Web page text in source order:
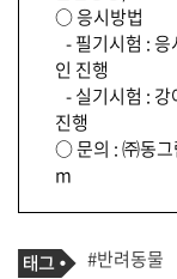
○ 응시방법
- 필기시험 :
인 진행
- 실기시험 :
진행
○ 문의 : ㈜동
m
기
사
태 #반려동물